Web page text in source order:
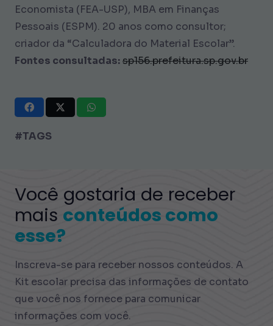
Economista (FEA-USP), MBA em Finanças
Pessoais (ESPM). 20 anos como consultor;
criador da “Calculadora do Material Escolar”.
Fontes consultadas:sp156.prefeitura.sp.gov.br
#TAGS
Você gostaria de receber
mais conteúdos como
esse?
Inscreva-se para receber nossos conteúdos. A
Kit escolar precisa das informações de contato
que você nos fornece para comunicar
informações com você.